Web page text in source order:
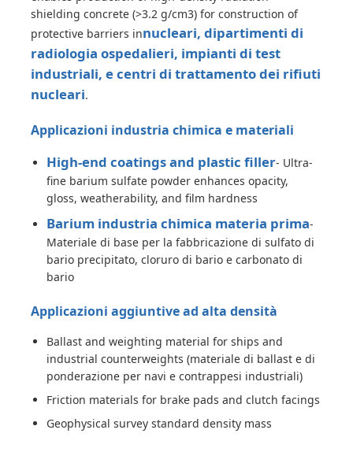
Cloruro
Additivi di petrolio
Riempitore chimico
Prodotti chimici di processo minerale
Additivi alimentari
Materia prima per l'elettronica
shielding concrete (>3.2 g/cm3) for construction of
protective barriers innucleari, dipartimenti di
radiologia ospedalieri, impianti di test
industriali, e centri di trattamento dei rifiuti
nucleari.
Applicazioni industria chimica e materiali
High-end coatings and plastic filler- Ultra-
fine barium sulfate powder enhances opacity,
gloss, weatherability, and film hardness
Barium industria chimica materia prima-
Materiale di base per la fabbricazione di sulfato di
bario precipitato, cloruro di bario e carbonato di
bario
Applicazioni aggiuntive ad alta densità
Ballast and weighting material for ships and
industrial counterweights (materiale di ballast e di
ponderazione per navi e contrappesi industriali)
Friction materials for brake pads and clutch facings
Geophysical survey standard density mass